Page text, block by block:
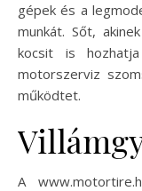
gépek és a
munkát. Sőt,
kocsit is
motorszerviz
működtet.
A